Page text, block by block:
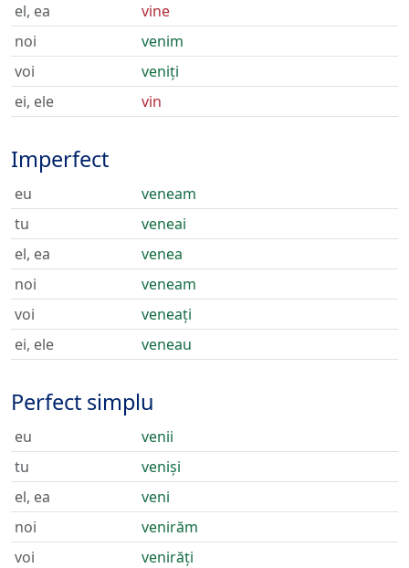
el, ea
vine
noi
venim
voi
veniți
ei, ele
vin
Imperfect
eu
veneam
tu
veneai
el, ea
venea
noi
veneam
voi
veneați
ei, ele
veneau
Perfect simplu
eu
venii
tu
veniși
el, ea
veni
noi
venirăm
voi
venirăți